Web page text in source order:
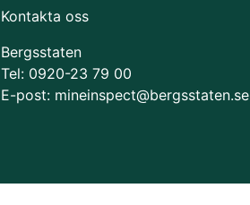
Kontakta oss
Bergsstaten
Tel: 0920-23 79 00
E-post: mineinspect@bergsstaten.se